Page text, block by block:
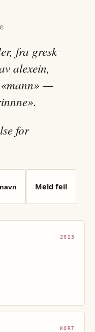
fra gresk
alexein,
«mann» —
for
Meld feil
2025
KORT